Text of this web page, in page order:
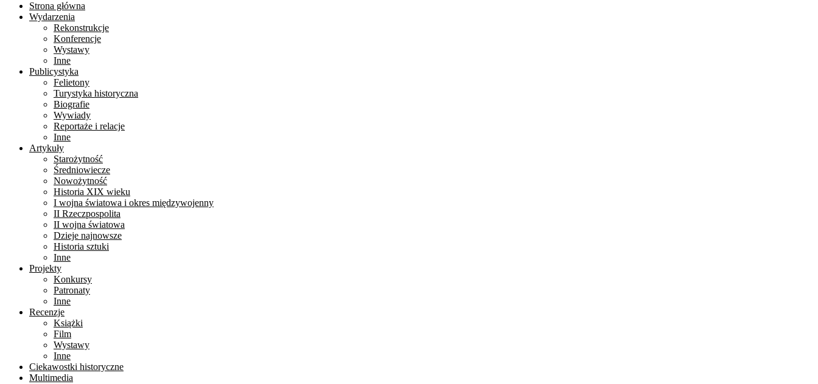
Strona główna
Wydarzenia
Rekonstrukcje
Konferencje
Wystawy
Inne
Publicystyka
Felietony
Turystyka historyczna
Biografie
Wywiady
Reportaże i relacje
Inne
Artykuły
Starożytność
Średniowiecze
Nowożytność
Historia XIX wieku
I wojna światowa i okres międzywojenny
II Rzeczpospolita
II wojna światowa
Dzieje najnowsze
Historia sztuki
Inne
Projekty
Konkursy
Patronaty
Inne
Recenzje
Książki
Film
Wystawy
Inne
Ciekawostki historyczne
Multimedia